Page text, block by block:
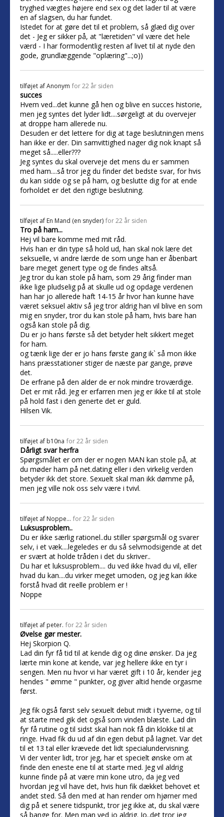
tryghed vægtes højere end sex og det lader til at være
en af slagsen, du har fundet.
Istedet for at gøre det til et problem, så glæd dig over
det - Jeg er sikker på, at "læretiden" vil være det hele
værd - I har formodentlig resten af livet til at nyde den
gode, grundlæggende "oplæring"...;o))
tilføjet afAnonym for 22 år siden
succes
Hvem ved...det kunne gå hen og blive en succes historie,
men jeg syntes det lyder lidt....sørgeligt at du overvejer
at droppe ham allerede nu.
Desuden er det lettere for dig at tage beslutningen mens
han ikke er der. Din samvittighed nager dig nok knapt så
meget så.....eller???
Jeg syntes du skal overveje det mens du er sammen
med ham....så tror jeg du finder det bedste svar, for hvis
du kan sidde og se på ham, og beslutte dig for at ende
forholdet er det den rigtige beslutning.
tilføjet af En Mand (en snyder) for 22 år siden
Tro på ham...
Hej vil bare komme med mit råd.
Hvis han er din type så hold ud, han skal nok lære det
seksuelle, vi andre lærde de som unge han er åbenbart
bare meget genert type og de findes altså.
Jeg tror du kan stole på ham, som 29 årig finder man
ikke lige pludselig på at skulle ud og opdage verdenen
han har jo allerede haft 14-15 år hvor han kunne have
været seksuel aktiv så jeg tror aldrig han vil blive en som
mig en snyder, tror du kan stole på ham, hvis bare han
også kan stole på dig.
Du er jo hans første så det betyder helt sikkert meget
for ham.
og tænk lige der er jo hans første gang ik` så mon ikke
hans præsstationer stiger de næste par gange, prøve
det.
De erfrane på den alder de er nok mindre troværdige.
Det er mit råd. Jeg er erfarren men jeg er ikke til at stole
på hold fast i den generte det er guld.
Hilsen Vik.
tilføjet af b10na for 22 år siden
Dårligt svar herfra
Spørgsmålet er om der er nogen MAN kan stole på, at
du møder ham på net.dating eller i den virkelig verden
betyder ikk det store. Sexuelt skal man ikk dømme på,
men jeg ville nok oss selv være i tvivl.
tilføjet af Noppe... for 22 år siden
Luksusproblem..
Du er ikke særlig rationel..du stiller spørgsmål og svarer
selv, i et væk....legeledes er du så selvmodsigende at det
er svært at holde tråden i det du skriver..
Du har et luksusproblem.... du ved ikke hvad du vil, eller
hvad du kan....du virker meget umoden, og jeg kan ikke
forstå hvad dit reelle problem er !
Noppe
tilføjet af peter. for 22 år siden
Øvelse gør mester.
Hej Skorpion Q.
Lad din fyr få tid til at kende dig og dine ønsker. Da jeg
lærte min kone at kende, var jeg hellere ikke en tyr i
sengen. Men nu hvor vi har været gift i 10 år, kender jeg
hendes " ømme " punkter, og giver altid hende orgasme
først.
Jeg fik også først selv sexuelt debut midt i tyverne, og til
at starte med gik det også som vinden blæste. Lad din
fyr få rutine og til sidst skal han nok få din klokke til at
ringe. Hvad fik du ud af din egen debut på lagnet. Var det
til et 13 tal eller krævede det lidt specialundervisning.
Vi der venter lidt, tror jeg, har et specielt ønske om at
finde den eneste ene til at starte med. Jeg vil aldrig
kunne finde på at være min kone utro, da jeg ved
hvordan jeg vil have det, hvis hun fik dækket behovet et
andet sted. Så den med at han render om hjørner med
dig på et senere tidspunkt, tror jeg ikke at, du skal være
så bange for. Men man ved jo aldrig. Jo..det tror jeg